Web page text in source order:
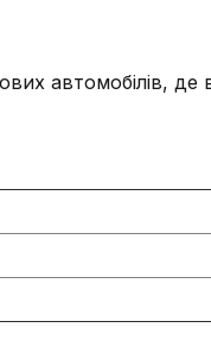
автомобілів, де